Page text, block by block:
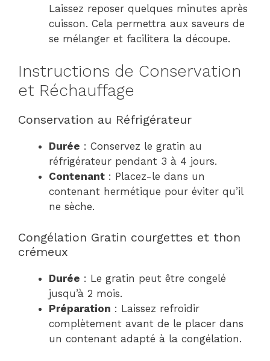
Laissez reposer quelques minutes après
cuisson. Cela permettra aux saveurs de
se mélanger et facilitera la découpe.
Instructions de Conservation
et Réchauffage
Conservation au Réfrigérateur
Durée : Conservez le gratin au
réfrigérateur pendant 3 à 4 jours.
Contenant : Placez-le dans un
contenant hermétique pour éviter qu’il
ne sèche.
Congélation Gratin courgettes et thon
crémeux
Durée : Le gratin peut être congelé
jusqu’à 2 mois.
Préparation : Laissez refroidir
complètement avant de le placer dans
un contenant adapté à la congélation.